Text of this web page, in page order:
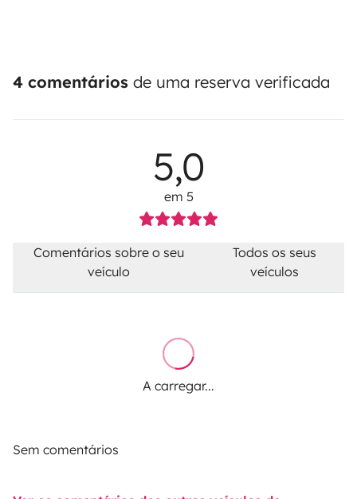
4 comentários de uma reserva verificada
5,0
em 5
Comentários sobre o seu
veículo
Todos os seus
veículos
A carregar...
Sem comentários